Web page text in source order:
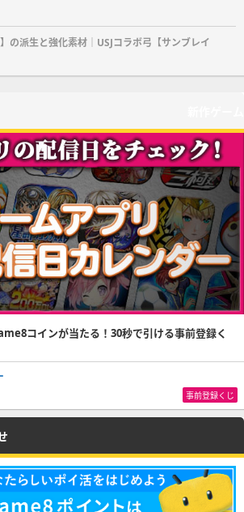
の派生と強化素材｜USJコラボ弓【サンブレイ
コインが当たる！30秒で引ける事前登録く
事前登録くじ